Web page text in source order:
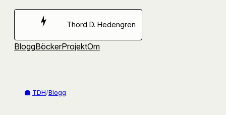
Hoppa
Thord D. Hedengren
BloggBöckerProjektOm
TDH/Blogg